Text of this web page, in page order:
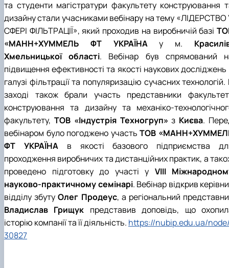
та студенти магістратури факультету конструювання
дизайну стали учасниками вебінару на тему «ЛІДЕРСТВО
СФЕРІ ФІЛЬТРАЦІЇ», який проходив на виробничій базі
«МАНН+ХУММЕЛЬ ФТ УКРАЇНАу м.
Хмельницької області. Вебінар був спрямований
підвищення ефективності та якості наукових досліджень
галузі фільтрації та популяризацію сучасних технологій.
заході також брали участь представники
конструювання та дизайну та механіко-
факультету, ТОВ «Індустрія Техногруп» з Києва.
вебінаром було погоджено участьТОВ
ФТ УКРАЇНАв якості базового підприємства
проходження виробничих та дистанційних практик, а
проведено підготовку до участі у VІІІ
науково-практичному семінарі. Вебінар відкрив
відділу збутуОлег Продеус, а регіональний
Владислав Грищук представив доповідь, що
історію компанії та її діяльність. https://nubip.edu.ua/
30827